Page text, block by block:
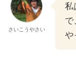
さいこうやさい
私
で
や